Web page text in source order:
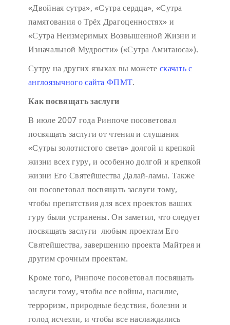
«Двойная сутра», «Сутра сердца», «Сутра
памятования о Трёх Драгоценностях» и
«Сутра Неизмеримых Возвышенной Жизни и
Изначальной Мудрости» («Сутра Амитаюса»).
Сутру на других языках вы можете скачать с
англоязычного сайта ФПМТ.
Как посвящать заслуги
В июле 2007 года Ринпоче посоветовал
посвящать заслуги от чтения и слушания
«Сутры золотистого света» долгой и крепкой
жизни всех гуру, и особенно долгой и крепкой
жизни Его Святейшества Далай-ламы. Также
он посоветовал посвящать заслуги тому,
чтобы препятствия для всех проектов ваших
гуру были устранены. Он заметил, что следует
посвящать заслуги любым проектам Его
Святейшества, завершению проекта Майтрея и
другим срочным проектам.
Кроме того, Ринпоче посоветовал посвящать
заслуги тому, чтобы все войны, насилие,
терроризм, природные бедствия, болезни и
голод исчезли, и чтобы все наслаждались